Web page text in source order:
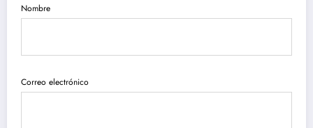
Nombre
Correo electrónico